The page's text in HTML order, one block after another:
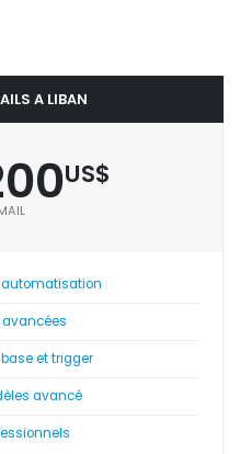
A LIBAN
US$
et trigger
avancé